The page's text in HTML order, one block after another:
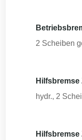
2 Scheiben
Hilfsbremse
hydr., 2
Hilfsbremse